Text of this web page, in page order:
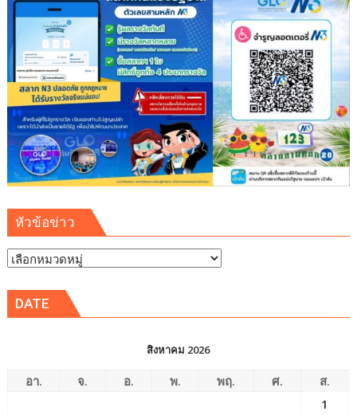
หัวข้อข่าว
หัวข้อ
DATE
สิงหาคม 2026
อา. จ. อ. พ. พฤ. ศ.
ส.
1